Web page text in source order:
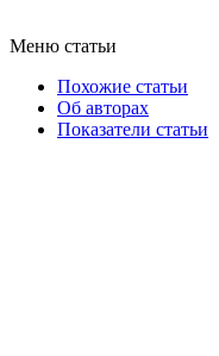
Меню статьи
Похожие статьи
Об авторах
Показатели статьи